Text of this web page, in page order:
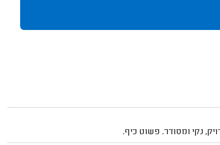
נקי ומסודר. פשוט כיף.